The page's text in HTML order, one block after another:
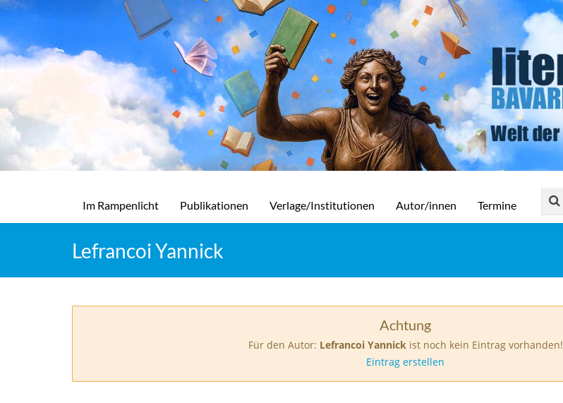
Im Rampenlicht Publikationen Verlage/Institutionen Autor/innen Termine
Lefrancoi Yannick
Achtung
Für den Autor: Lefrancoi Yannickist noch kein Eintrag vorhanden!
Eintrag erstellen